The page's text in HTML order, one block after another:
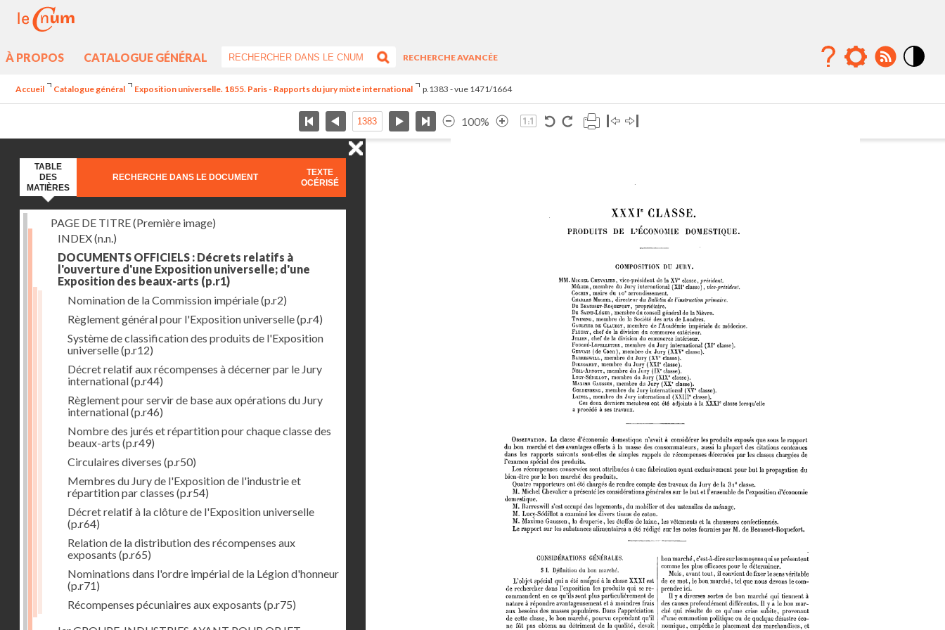
À PROPOS CATALOGUE GÉNÉRAL
RECHERCHE AVANCÉE
Accueil Catalogue général Exposition universelle. 1855. Paris - Rapports du jury mixte international p.1383 - vue 1471/1664
100%
TABLE
DES
MATIÈRES
RECHERCHE DANS LE DOCUMENT
TEXTE
OCÉRISÉ
PAGE DE TITRE (Première image)
INDEX(n.n.)
DOCUMENTS OFFICIELS : Décrets relatifs à
l'ouverture d'une Exposition universelle; d'une
Exposition des beaux-arts (p.r1)
Nomination de la Commission impériale(p.r2)
Règlement général pour l'Exposition universelle(p.r4)
Système de classification des produits de l'Exposition
universelle(p.r12)
Décret relatif aux récompenses à décerner par le Jury
international(p.r44)
Règlement pour servir de base aux opérations du Jury
international(p.r46)
Nombre des jurés et répartition pour chaque classe des
beaux-arts (p.r49)
Circulaires diverses (p.r50)
Membres du Jury de l'Exposition de l'industrie et
répartition par classes (p.r54)
Décret relatif à la clôture de l'Exposition universelle
(p.r64)
Relation de la distribution des récompenses aux
exposants (p.r65)
Nominations dans l'ordre impérial de la Légion d'honneur
(p.r71)
Récompenses pécuniaires aux exposants (p.r75)